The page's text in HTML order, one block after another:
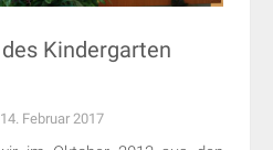
Kindergarten
14. Februar 2017